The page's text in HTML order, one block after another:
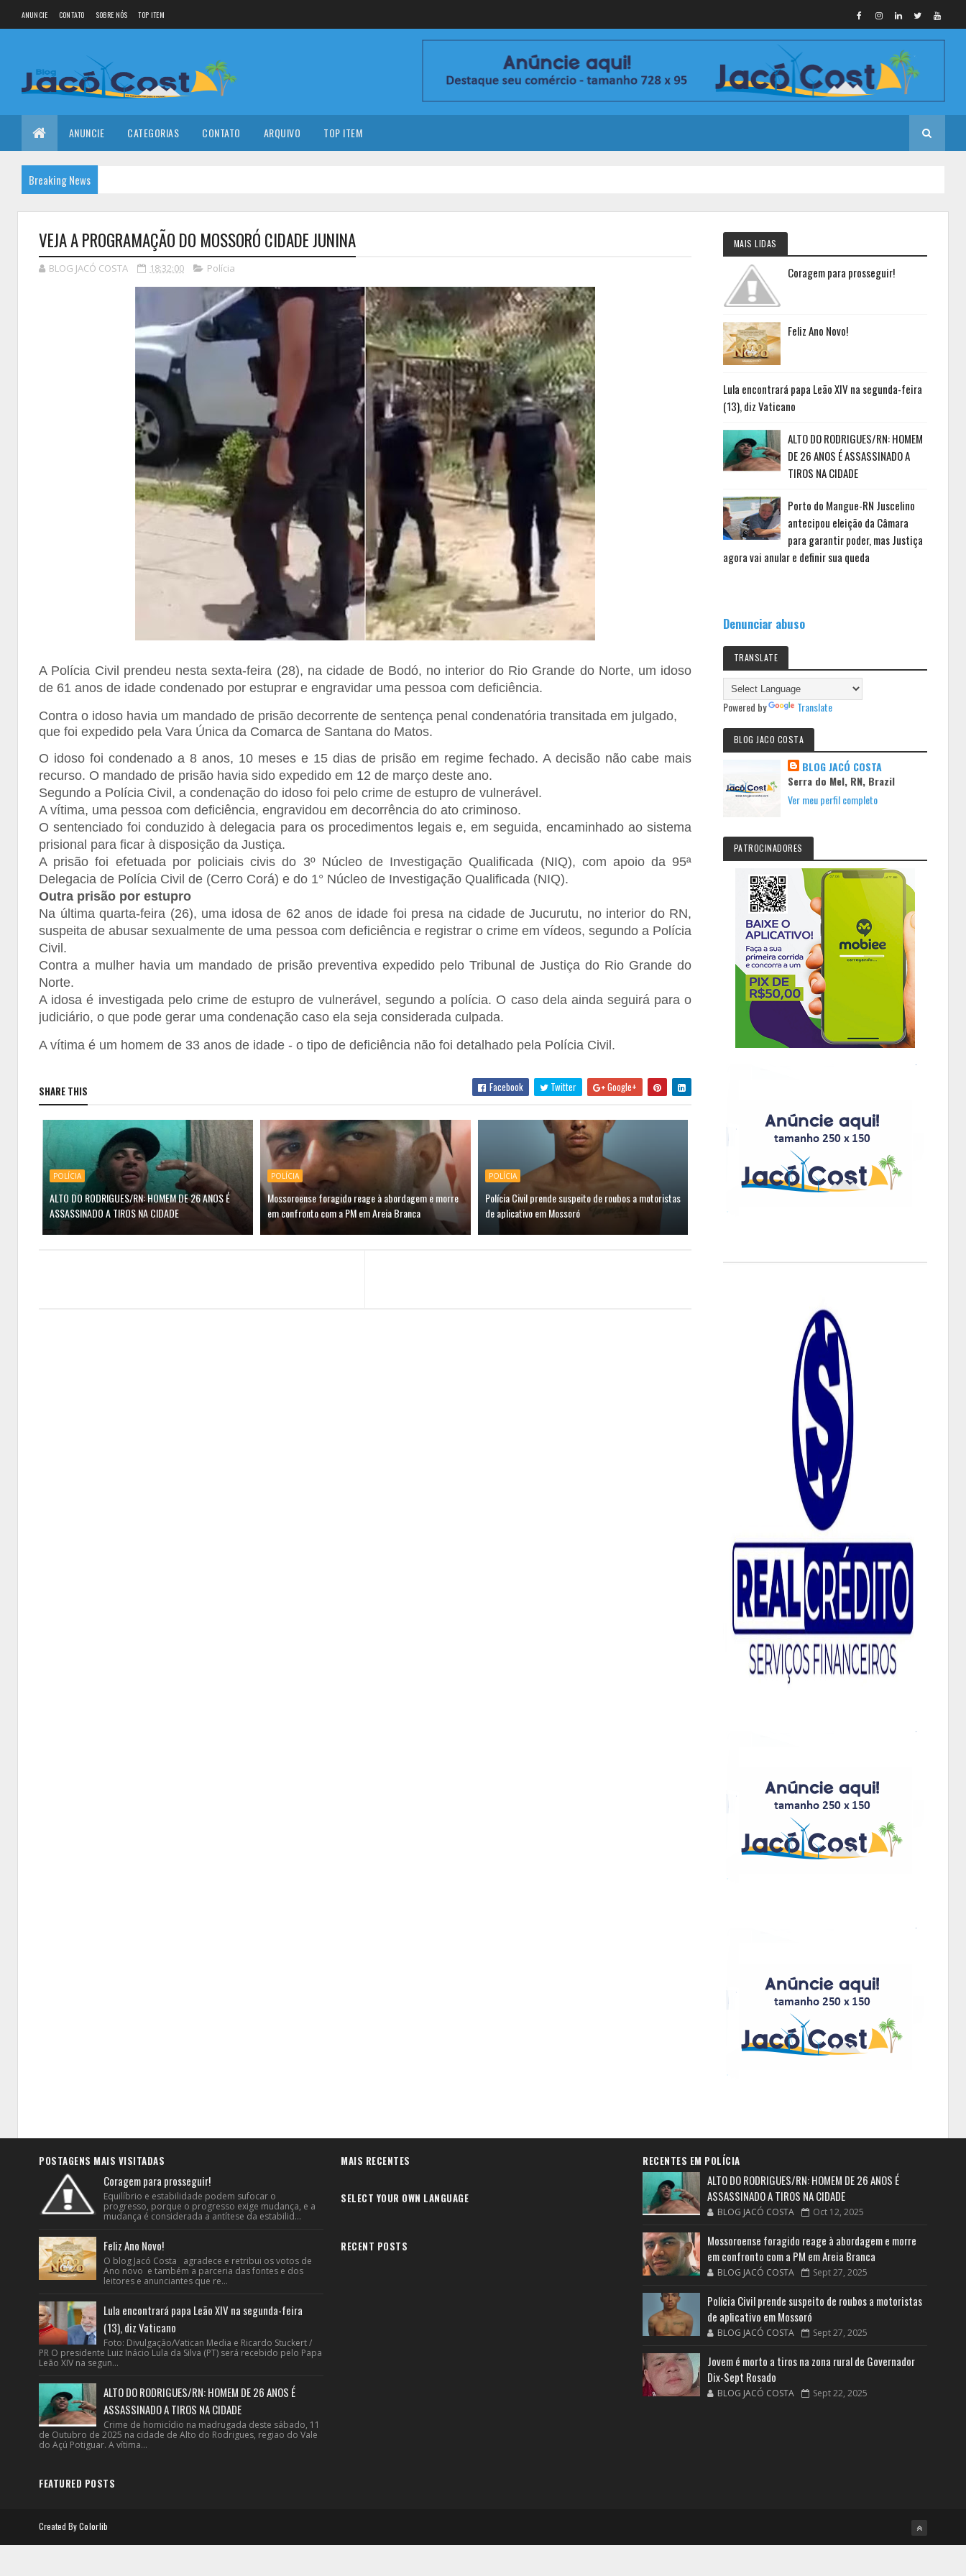
ANUNCIE CONTATO SOBRE NÓS TOP ITEM
ANUNCIE CATEGORIAS CONTATO ARQUIVO TOP ITEM
Breaking News
VEJA A PROGRAMAÇÃO DO MOSSORÓ CIDADE JUNINA
BLOG JACÓ COSTA 18:32:00 Polícia
A Polícia Civil prendeu nesta sexta-feira (28), na cidade de Bodó, no interior do Rio Grande do Norte, um idoso
de 61 anos de idade condenado por estuprar e engravidar uma pessoa com deficiência.
Contra o idoso havia um mandado de prisão decorrente de sentença penal condenatória transitada em julgado,
que foi expedido pela Vara Única da Comarca de Santana do Matos.
O idoso foi condenado a 8 anos, 10 meses e 15 dias de prisão em regime fechado. A decisão não cabe mais
recurso. O mandado de prisão havia sido expedido em 12 de março deste ano.
Segundo a Polícia Civil, a condenação do idoso foi pelo crime de estupro de vulnerável.
A vítima, uma pessoa com deficiência, engravidou em decorrência do ato criminoso.
O sentenciado foi conduzido à delegacia para os procedimentos legais e, em seguida, encaminhado ao sistema
prisional para ficar à disposição da Justiça.
A prisão foi efetuada por policiais civis do 3º Núcleo de Investigação Qualificada (NIQ), com apoio da 95ª
Delegacia de Polícia Civil de (Cerro Corá) e do 1° Núcleo de Investigação Qualificada (NIQ).
Outra prisão por estupro
Na última quarta-feira (26), uma idosa de 62 anos de idade foi presa na cidade de Jucurutu, no interior do RN,
suspeita de abusar sexualmente de uma pessoa com deficiência e registrar o crime em vídeos, segundo a Polícia
Civil.
Contra a mulher havia um mandado de prisão preventiva expedido pelo Tribunal de Justiça do Rio Grande do
Norte.
A idosa é investigada pelo crime de estupro de vulnerável, segundo a polícia. O caso dela ainda seguirá para o
judiciário, o que pode gerar uma condenação caso ela seja considerada culpada.
A vítima é um homem de 33 anos de idade - o tipo de deficiência não foi detalhado pela Polícia Civil.
SHARE THIS Facebook Twitter Google+
POLÍCIA
ALTO DO RODRIGUES/RN: HOMEM DE 26 ANOS É
ASSASSINADO A TIROS NA CIDADE
POLÍCIA
Mossoroense foragido reage à abordagem e morre
em confronto com a PM em Areia Branca
POLÍCIA
Polícia Civil prende suspeito de roubos a motoristas
de aplicativo em Mossoró
MAIS LIDAS
Coragem para prosseguir!
Feliz Ano Novo!
Lula encontrará papa Leão XIV na segunda-feira
(13), diz Vaticano
ALTO DO RODRIGUES/RN: HOMEM
DE 26 ANOS É ASSASSINADO A
TIROS NA CIDADE
Porto do Mangue-RN Juscelino
antecipou eleição da Câmara
para garantir poder, mas Justiça
agora vai anular e definir sua queda
Denunciar abuso
TRANSLATE
Powered by Translate
BLOG JACO COSTA
BLOG JACÓ COSTA
Serra do Mel, RN, Brazil
Ver meu perfil completo
PATROCINADORES
POSTAGENS MAIS VISITADAS
Coragem para prosseguir!
Equilíbrio e estabilidade podem sufocar o
progresso, porque o progresso exige mudança, e a
mudança é considerada a antítese da estabilid...
Feliz Ano Novo!
O blog Jacó Costa agradece e retribui os votos de
Ano novo e também a parceria das fontes e dos
leitores e anunciantes que re...
Lula encontrará papa Leão XIV na segunda-feira
(13), diz Vaticano
Foto: Divulgação/Vatican Media e Ricardo Stuckert /
PR O presidente Luiz Inácio Lula da Silva (PT) será recebido pelo Papa
Leão XIV na segun...
ALTO DO RODRIGUES/RN: HOMEM DE 26 ANOS É
ASSASSINADO A TIROS NA CIDADE
Crime de homicídio na madrugada deste sábado, 11
de Outubro de 2025 na cidade de Alto do Rodrigues, regiao do Vale
do Açú Potiguar. A vítima...
FEATURED POSTS
MAIS RECENTES
SELECT YOUR OWN LANGUAGE
RECENT POSTS
RECENTES EM POLÍCIA
ALTO DO RODRIGUES/RN: HOMEM DE 26 ANOS É
ASSASSINADO A TIROS NA CIDADE
BLOG JACÓ COSTA Oct 12, 2025
Mossoroense foragido reage à abordagem e morre
em confronto com a PM em Areia Branca
BLOG JACÓ COSTA Sept 27, 2025
Polícia Civil prende suspeito de roubos a motoristas
de aplicativo em Mossoró
BLOG JACÓ COSTA Sept 27, 2025
Jovem é morto a tiros na zona rural de Governador
Dix-Sept Rosado
BLOG JACÓ COSTA Sept 22, 2025
Created ByColorlib